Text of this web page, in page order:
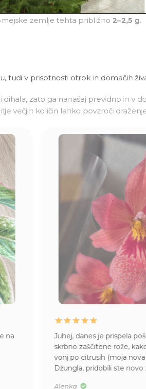
svežo raztopinoali pred uporabo
zemlje tehta približno 2–2,5 g.
tudi v prisotnosti otrok in domačih
dihala, zato ga nanašaj previdno in v
večjih količin lahko povzroči
na
Juhej, danes je prispela
skrbno zaščitene rože,
vonj po citrusih (moja
Džungla, pridobili ste novo
Alenka